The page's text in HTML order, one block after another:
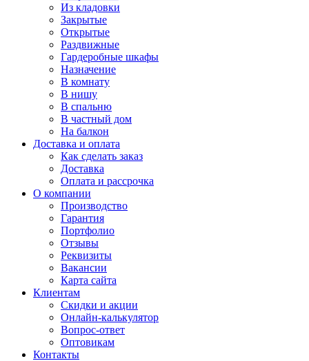
Из кладовки
Закрытые
Открытые
Раздвижные
Гардеробные шкафы
Назначение
В комнату
В нишу
В спальню
В частный дом
На балкон
Доставка и оплата
Как сделать заказ
Доставка
Оплата и рассрочка
О компании
Производство
Гарантия
Портфолио
Отзывы
Реквизиты
Вакансии
Карта сайта
Клиентам
Скидки и акции
Онлайн-калькулятор
Вопрос-ответ
Оптовикам
Контакты